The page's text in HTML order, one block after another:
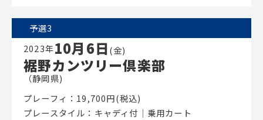
予選3
2023年10月6日(金)
裾野カンツリー倶楽部
（静岡県)
プレーフィ：19,700円(税込)
プレースタイル：キャディ付│乗用カート